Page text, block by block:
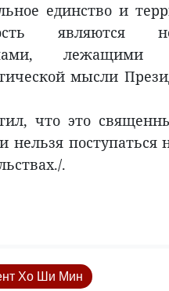
единство и
являются
мысли
что это
нельзя поступаться
.
Хо Ши Мин